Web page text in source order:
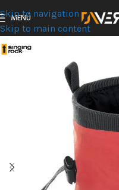
Skip to navigation
Skip to main content
MENÚ